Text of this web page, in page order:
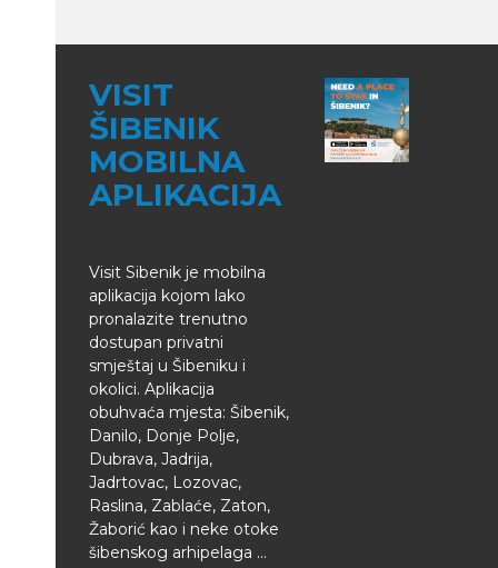
VISIT
ŠIBENIK
MOBILNA
APLIKACIJA
Visit Sibenik je mobilna
aplikacija kojom lako
pronalazite trenutno
dostupan privatni
smještaj u Šibeniku i
okolici. Aplikacija
obuhvaća mjesta: Šibenik,
Danilo, Donje Polje,
Dubrava, Jadrija,
Jadrtovac, Lozovac,
Raslina, Zablaće, Zaton,
Žaborić kao i neke otoke
šibenskog arhipelaga ...